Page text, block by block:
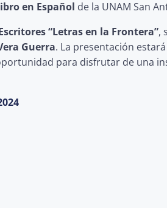
en Español de la UNAM San
“Letras en la Frontera”,
Guerra. La presentación
para disfrutar de una